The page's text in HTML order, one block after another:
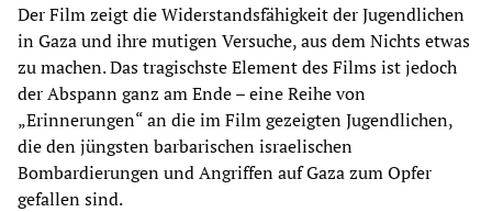
Der Film zeigt die Widerstandsfähigkeit der Jugendlichen
in Gaza und ihre mutigen Versuche, aus dem Nichts etwas
zu machen. Das tragischste Element des Films ist jedoch
der Abspann ganz am Ende – eine Reihe von
„Erinnerungen“ an die im Film gezeigten Jugendlichen,
die den jüngsten barbarischen israelischen
Bombardierungen und Angriffen auf Gaza zum Opfer
gefallen sind.